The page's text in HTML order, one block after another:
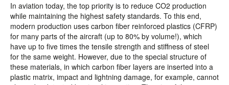
In aviation today, the top priority is to reduce CO2 production
while maintaining the highest safety standards. To this end,
modern production uses carbon fiber reinforced plastics (CFRP)
for many parts of the aircraft (up to 80% by volume!), which
have up to five times the tensile strength and stiffness of steel
for the same weight. However, due to the special structure of
these materials, in which carbon fiber layers are inserted into a
plastic matrix, impact and lightning damage, for example, cannot